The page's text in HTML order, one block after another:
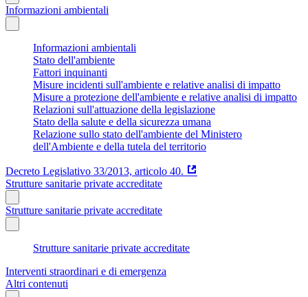
Informazioni ambientali
Informazioni ambientali
Stato dell'ambiente
Fattori inquinanti
Misure incidenti sull'ambiente e relative analisi di impatto
Misure a protezione dell'ambiente e relative analisi di impatto
Relazioni sull'attuazione della legislazione
Stato della salute e della sicurezza umana
Relazione sullo stato dell'ambiente del Ministero
dell'Ambiente e della tutela del territorio
Decreto Legislativo 33/2013, articolo 40.
Strutture sanitarie private accreditate
Strutture sanitarie private accreditate
Strutture sanitarie private accreditate
Interventi straordinari e di emergenza
Altri contenuti